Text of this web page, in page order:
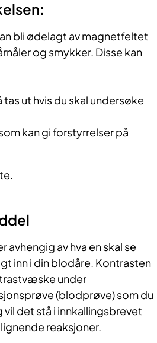
bli ødelagt av magnetfeltet
og smykker. Disse kan
ut hvis du skal undersøke
kan gi forstyrrelser på
av hva en skal se
inn i din blodåre. Kontrasten
under
(blodprøve) som du
det stå i innkallingsbrevet
reaksjoner.